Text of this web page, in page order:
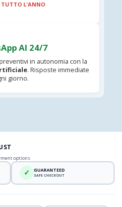
TUTTO L'ANNO
AI 24/7
in autonomia con la
. Risposte immediate
giorno.
options
✓ GUARANTEED
SAFE CHECKOUT